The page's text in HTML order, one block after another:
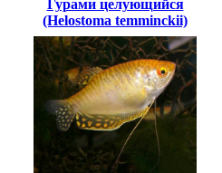
Гурами целующийся
(Helostoma temminckii)